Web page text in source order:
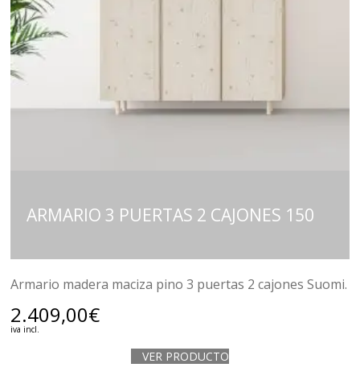
ARMARIO 3 PUERTAS 2 CAJONES 150
Armario madera maciza pino 3 puertas 2 cajones Suomi.
2.409,00€
iva incl.
VER PRODUCTO